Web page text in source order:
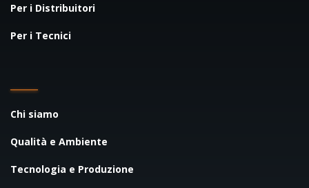
Per i Distribuitori
Per i Tecnici
Chi siamo
Qualità e Ambiente
Tecnologia e Produzione